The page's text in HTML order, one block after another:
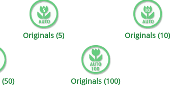
Originals (5) Originals (10)
Originals (100)